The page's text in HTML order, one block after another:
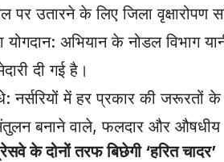
पर उतारने के लिए जिला
अभियान के नोडल विभाग
दी गई है।
नर्सरियों में हर प्रकार की
संतुलन बनाने वाले, फलदार और
के दोनों तरफ बिछेगी ‘हरित चादर’